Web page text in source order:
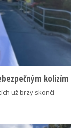
kolizím
už brzy skončí